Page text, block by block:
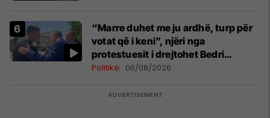
“Marre duhet me ju ardhë, turp për
votat që i keni”, njëri nga
protestuesit i drejtohet Bedri
Hamzës
Politikë 06/08/2026